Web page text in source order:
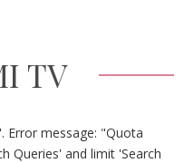
TV
Error message: "Quota
Queries' and limit 'Search